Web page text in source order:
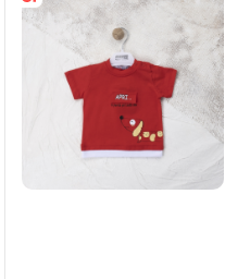
ADET 9-12 YAŞ